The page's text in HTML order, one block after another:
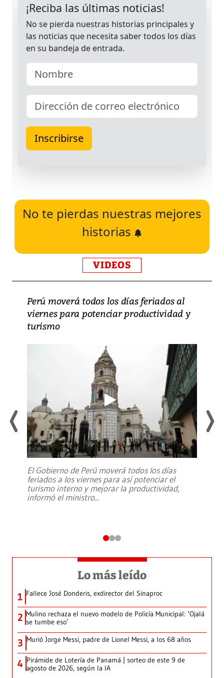
No te pierdas nuestras mejores
historias
VIDEOS
Perú moverá todos los días feriados al
viernes para potenciar productividad y
turismo
El Gobierno de Perú moverá todos los días
feriados a los viernes para así potenciar el
turismo interno y mejorar la productividad,
informó el ministro...
Lo más leído
1 Fallece José Donderis, exdirector del Sinaproc
2 Mulino rechaza el nuevo modelo de Policía Municipal: ‘Ojalá
se tumbe eso’
3 Murió Jorge Messi, padre de Lionel Messi, a los 68 años
4 Pirámide de Lotería de Panamá | sorteo de este 9 de
agosto de 2026, según la IA